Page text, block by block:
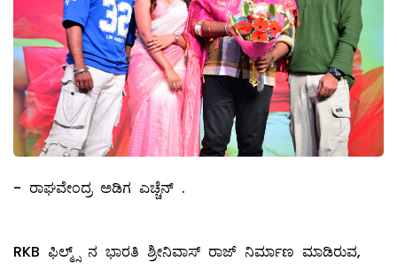
- ರಾಘವೇಂದ್ರ ಅಡಿಗ ಎಚ್ಚೆನ್ .
RKB ಫಿಲ್ಮ್ಸ್ ನ ಭಾರತಿ ಶ್ರೀನಿವಾಸ್ ರಾಜ್ ನಿರ್ಮಾಣ ಮಾಡಿರುವ,